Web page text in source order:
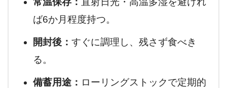
ば6か月程度持つ。
開封後： すぐに調理し、残さず食べき
る。
備蓄用途： ローリングストックで定期的